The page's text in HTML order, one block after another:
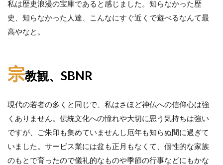
私は歴史浪漫の宝庫であると感じました。知らなかった歴
史、知らなかった人達、こんなにすぐ近くで遊べるなんて最
高やなと。
宗教観、SBNR
現代の若者の多くと同じで、私はさほど神仏への信仰心は強
くありません。伝統文化への憧れや大切に思う気持ちは強い
ですが、ご朱印も集めていませんし厄年も知らぬ間に過ぎて
いました。サービス業には盆も正月もなくて、個性的な家族
のもとで育ったので儀礼的なものや季節の行事などにもかな